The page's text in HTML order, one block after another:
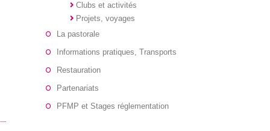
Clubs et activités
Projets, voyages
La pastorale
Informations pratiques, Transports
Restauration
Partenariats
PFMP et Stages réglementation